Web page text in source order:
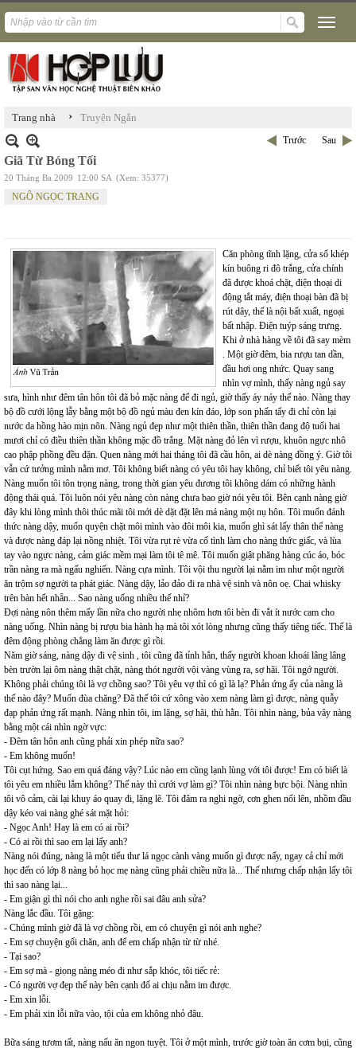
Trang nhà › Truyện Ngắn
Trước Sau
Giã Từ Bóng Tối
20 Tháng Ba 2009 12:00 SA (Xem: 35377)
NGÔ NGỌC TRANG
Căn phòng tĩnh lặng, cửa sổ khép
kín buông ri đô trắng, cửa chính
đã được khoá chặt, điện thoại di
động tắt máy, điện thoại bàn đã bị
rút dây, thế là nội bất xuất, ngoại
bất nhập. Điện tuýp sáng trưng.
Khi ở nhà hàng về tôi đã say mèm
. Một giờ đêm, bia rượu tan dần,
đầu hơi ong nhức. Quay sang
nhìn vợ mình, thấy nàng ngủ say
sưa, hình như đêm tân hôn tôi đã bỏ mặc nàng để đi ngủ, giờ thấy áy náy thế nào. Nàng thay
bộ đồ cưới lộng lẫy bằng một bộ đồ ngủ màu đen kín đáo, lớp son phấn tẩy đi chỉ còn lại
nước da hồng hào mịn nõn. Nàng ngủ đẹp như một thiên thần, thiên thần đang độ tuổi hai
mươi chỉ có điều thiên thần không mặc đồ trắng. Mặt nàng đỏ lên vì rượu, khuôn ngực nhô
cao phập phồng đều đặn. Quen nàng mới hai tháng tôi đã cầu hôn, ai dè nàng đồng ý. Giờ tôi
vẫn cứ tưởng mình nằm mơ. Tôi không biết nàng có yêu tôi hay không, chỉ biết tôi yêu nàng.
Nàng muốn tôi tôn trọng nàng, trong thời gian yêu đương tôi không dám có những hành
động thái quá. Tôi luôn nói yêu nàng còn nàng chưa bao giờ nói yêu tôi. Bên cạnh nàng giờ
đây khi lòng mình thôi thúc mãi tôi mới dè dặt đặt lên má nàng một nụ hôn. Tôi muốn đánh
thức nàng dậy, muốn quyện chặt môi mình vào đôi môi kia, muốn ghì sát lấy thân thể nàng
và được nàng đáp lại nồng nhiệt. Tôi vừa rụt rè vừa cố tình làm cho nàng thức giấc, và lùa
tay vào ngực nàng, cảm giác mềm mại làm tôi tê mê. Tôi muốn giật phăng hàng cúc áo, bóc
trần nàng ra mà ngấu nghiến. Nàng cựa mình. Tôi vội thu người lại nằm im như một người
ăn trộm sợ người ta phát giác. Nàng dậy, lảo đảo đi ra nhà vệ sinh và nôn oẹ. Chai whisky
trên bàn hết nhẵn... Sao nàng uống nhiều thế nhỉ?
Đợi nàng nôn thêm mấy lần nữa cho người nhẹ nhõm hơn tôi bèn đi vắt ít nước cam cho
nàng uống. Nhìn nàng bị rượu bia hành hạ mà tôi xót lòng nhưng cũng thấy tiêng tiếc. Thế là
đêm động phòng chẳng làm ăn được gì rồi.
Năm giờ sáng, nàng dậy đi vệ sinh , tôi cũng đã tỉnh hẳn, thấy người khoan khoái lâng lâng
bèn trườn lại ôm nàng thật chặt, nàng thót người vội vàng vùng ra, sợ hãi. Tôi ngớ người.
Không phải chúng tôi là vợ chồng sao? Tôi yêu vợ thì có gì là lạ? Phản ứng ấy của nàng là
thế nào đây? Muốn đùa chăng? Đã thế tôi cứ xông vào xem nàng làm gì được, nàng quẫy
đạp phản ứng rất mạnh. Nàng nhìn tôi, im lặng, sợ hãi, thù hằn. Tôi nhìn nàng, bủa vây nàng
bằng một cái nhìn ngờ vực:
- Đêm tân hôn anh cũng phải xin phép nữa sao?
- Em không muốn!
Tôi cụt hứng. Sao em quá đáng vậy? Lúc nào em cũng lạnh lùng với tôi được! Em có biết là
tôi yêu em nhiều lắm không? Thế này thì cưới vợ làm gì? Tôi nhìn nàng bực bội. Nàng nhìn
tôi vô cảm, cài lại khuy áo quay đi, lặng lẽ. Tôi đâm ra nghi ngờ, cơn ghen nổi lên, nhồm đầu
dậy kéo vai nàng ghé sát mặt hỏi:
- Ngọc Anh! Hay là em có ai rồi?
- Có ai rồi thì sao em lại lấy anh?
Nàng nói đúng, nàng là một tiểu thư lá ngọc cành vàng muốn gì được nấy, ngay cả chỉ mới
học đến có lớp 8 nàng bỏ học mẹ nàng cũng phải chiều nữa là... Thế nhưng chấp nhận lấy tôi
thì sao nàng lại...
- Em giận gì thì nói cho anh nghe rồi sai đâu anh sửa?
Nàng lắc đầu. Tôi gặng:
- Chúng mình giờ đã là vợ chồng rồi, em có chuyện gì nói anh nghe?
- Em sợ chuyện gối chăn, anh để em chấp nhận từ từ nhé.
- Tại sao?
- Em sợ mà - giọng nàng méo đi như sắp khóc, tôi tiếc rẻ:
- Có người vợ đẹp thế này bên cạnh đố ai chịu nằm im được.
- Em xin lỗi.
- Em phải xin lỗi nữa vào, tội của em không nhỏ đâu.
Bữa sáng tươm tất, nàng nấu ăn ngon tuyệt. Tôi ở một mình, trước giờ toàn ăn cơm bụi, cũng